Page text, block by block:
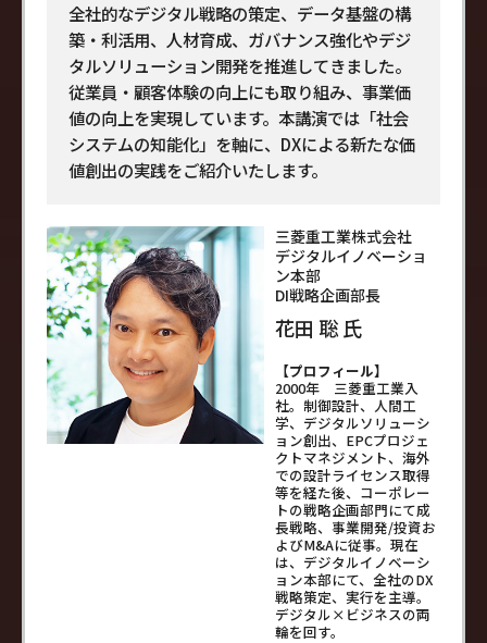
全社的なデジタル戦略の策定、データ基盤の構
築・利活用、人材育成、ガバナンス強化やデジ
タルソリューション開発を推進してきました。
従業員・顧客体験の向上にも取り組み、事業価
値の向上を実現しています。本講演では「社会
システムの知能化」を軸に、DXによる新たな価
値創出の実践をご紹介いたします。
三菱重工業株式会社
デジタルイノベーショ
ン本部
DI戦略企画部長
花田 聡 氏
【プロフィール】
2000年 三菱重工業入
社。制御設計、人間工
学、デジタルソリューシ
ョン創出、EPCプロジェ
クトマネジメント、海外
での設計ライセンス取得
等を経た後、コーポレー
トの戦略企画部門にて成
長戦略、事業開発/投資お
よびM&Aに従事。現在
は、デジタルイノベーシ
ョン本部にて、全社のDX
戦略策定、実行を主導。
デジタル×ビジネスの両
輪を回す。